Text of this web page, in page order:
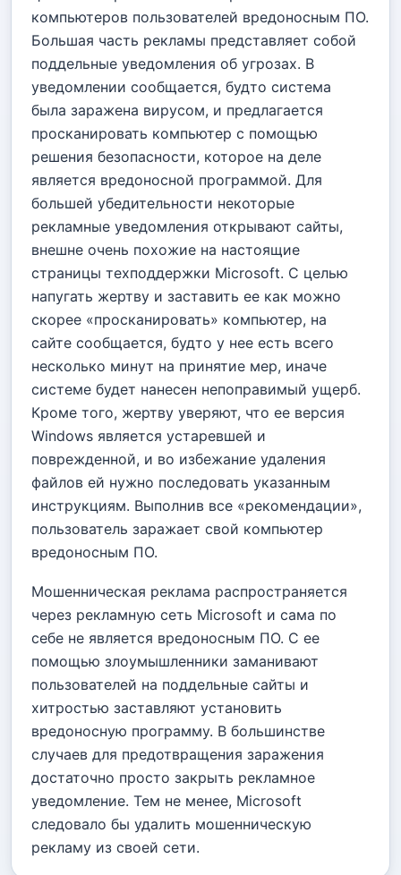
компьютеров пользователей вредоносным ПО.
Большая часть рекламы представляет собой
поддельные уведомления об угрозах. В
уведомлении сообщается, будто система
была заражена вирусом, и предлагается
просканировать компьютер с помощью
решения безопасности, которое на деле
является вредоносной программой. Для
большей убедительности некоторые
рекламные уведомления открывают сайты,
внешне очень похожие на настоящие
страницы техподдержки Microsoft. С целью
напугать жертву и заставить ее как можно
скорее «просканировать» компьютер, на
сайте сообщается, будто у нее есть всего
несколько минут на принятие мер, иначе
системе будет нанесен непоправимый ущерб.
Кроме того, жертву уверяют, что ее версия
Windows является устаревшей и
поврежденной, и во избежание удаления
файлов ей нужно последовать указанным
инструкциям. Выполнив все «рекомендации»,
пользователь заражает свой компьютер
вредоносным ПО.
Мошенническая реклама распространяется
через рекламную сеть Microsoft и сама по
себе не является вредоносным ПО. С ее
помощью злоумышленники заманивают
пользователей на поддельные сайты и
хитростью заставляют установить
вредоносную программу. В большинстве
случаев для предотвращения заражения
достаточно просто закрыть рекламное
уведомление. Тем не менее, Microsoft
следовало бы удалить мошенническую
рекламу из своей сети.